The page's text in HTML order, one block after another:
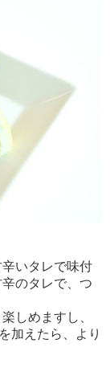
いタレで味付
のタレで、つ
しめますし、
加えたら、より